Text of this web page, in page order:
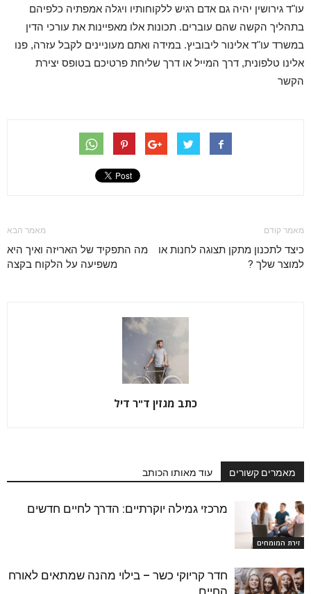
עו"ד גירושין יהיה גם אדם רגיש ללקוחותיו ויגלה אמפתיה כלפיהם
בתהליך הקשה שהם עוברים. תכונות אלו מאפיינות את עורכי הדין
במשרד עו"ד אלינור ליבוביץ. במידה ואתם מעוניינים לקבל עזרה, פנו
אלינו טלפונית, דרך המייל או דרך שליחת פרטיכם בטופס יצירת
הקשר
מאמר קודם
כיצד לתכנון מתקן תצוגה לחנות או
למוצר שלך ?
מאמר הבא
מה התפקיד של האריזה ואיך היא
משפיעה על הלקוח בקצה
כתב מגזין ד"ר דיל
מאמרים קשורים עוד מאותו הכותב
זירת המומחים
מרכזי גמילה יוקרתיים: הדרך לחיים חדשים
חדר קריוקי כשר – בילוי מהנה שמתאים לאורח